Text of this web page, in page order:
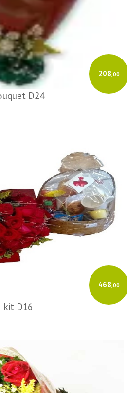
208,00
D24
468,00
kit D16